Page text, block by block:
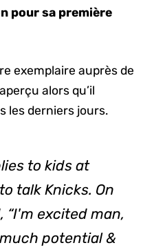
pour sa première
exemplaire auprès de
alors qu’il
les derniers jours.
to kids at
talk Knicks. On
excited man,
potential &